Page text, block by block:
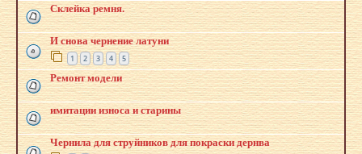
Склейка ремня.
И снова чернение латуни
1 2 3 4 5
Ремонт модели
имитации износа и старины
Чернила для струйников для покраски дернва